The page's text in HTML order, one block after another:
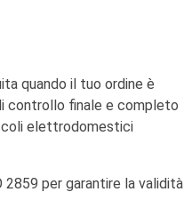
quando il tuo ordine è
controllo finale e completo
elettrodomestici
per garantire la validità